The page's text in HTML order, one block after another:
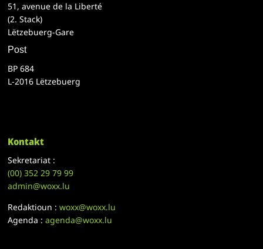
51, avenue de la Liberté
(2. Stack)
Lëtzebuerg-Gare
Post
BP 684
L-2016 Lëtzebuerg
Kontakt
Sekretariat :
(00)352 29 79 99
admin@woxx.lu
Redaktioun :woxx@woxx.lu
Agenda :agenda@woxx.lu